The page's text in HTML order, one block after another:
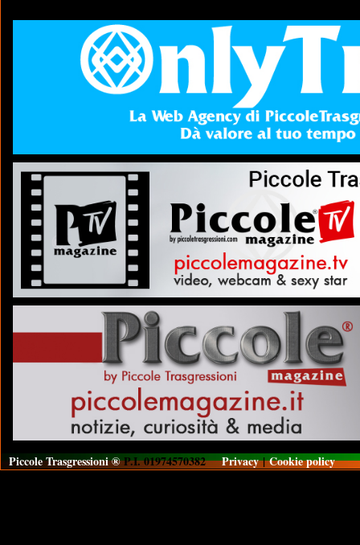
Piccole Trasgressioni ®P.I. 01974570382Privacy|Cookie policy